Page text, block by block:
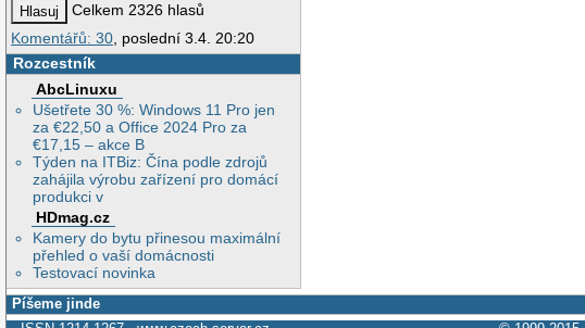
Celkem 2326 hlasů
Komentářů: 30 , poslední 3.4. 20:20
Rozcestník
AbcLinuxu
Ušetřete 30 %: Windows 11 Pro jen
za €22,50 a Office 2024 Pro za
€17,15 – akce B
Týden na ITBiz: Čína podle zdrojů
zahájila výrobu zařízení pro domácí
produkci v
HDmag.cz
Kamery do bytu přinesou maximální
přehled o vaší domácnosti
Testovací novinka
Píšeme jinde